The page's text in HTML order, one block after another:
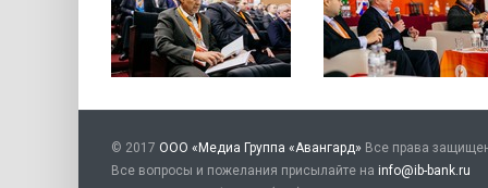
© 2017 ООО «Медиа Группа «Авангард» Все права
Все вопросы и пожелания присылайте на info@ib-bank.ru